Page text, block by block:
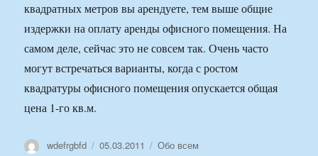
квадратных метров вы арендуете, тем выше общие
издержки на оплату аренды офисного помещения. На
самом деле, сейчас это не совсем так. Очень часто
могут встречаться варианты, когда с ростом
квадратуры офисного помещения опускается общая
цена 1-го кв.м.
Автор
wdefrgbfd Опубликовано
05.03.2011 Рубрики
Обо всем